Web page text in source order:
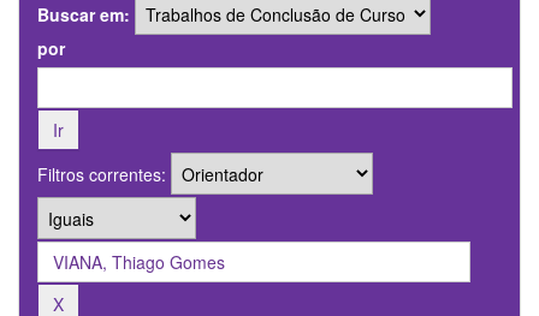
Buscar em:
por
Filtros correntes: